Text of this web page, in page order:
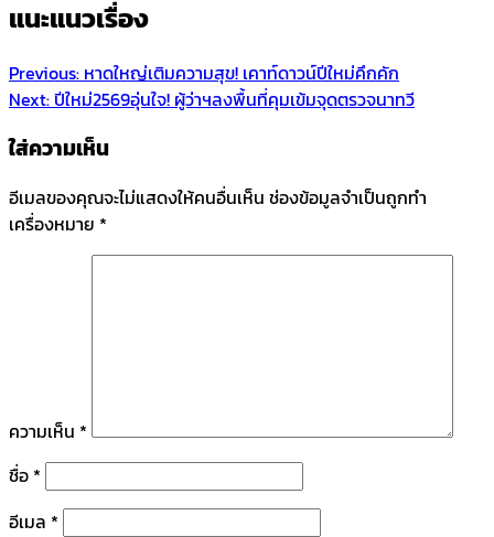
แนะแนวเรื่อง
Previous: หาดใหญ่เติมความสุข! เคาท์ดาวน์ปีใหม่คึกคัก
Next:ปีใหม่2569อุ่นใจ! ผู้ว่าฯลงพื้นที่คุมเข้มจุดตรวจนาทวี
ใส่ความเห็น
อีเมลของคุณจะไม่แสดงให้คนอื่นเห็น ช่องข้อมูลจำเป็นถูกทำ
เครื่องหมาย *
ความเห็น *
ชื่อ *
อีเมล *